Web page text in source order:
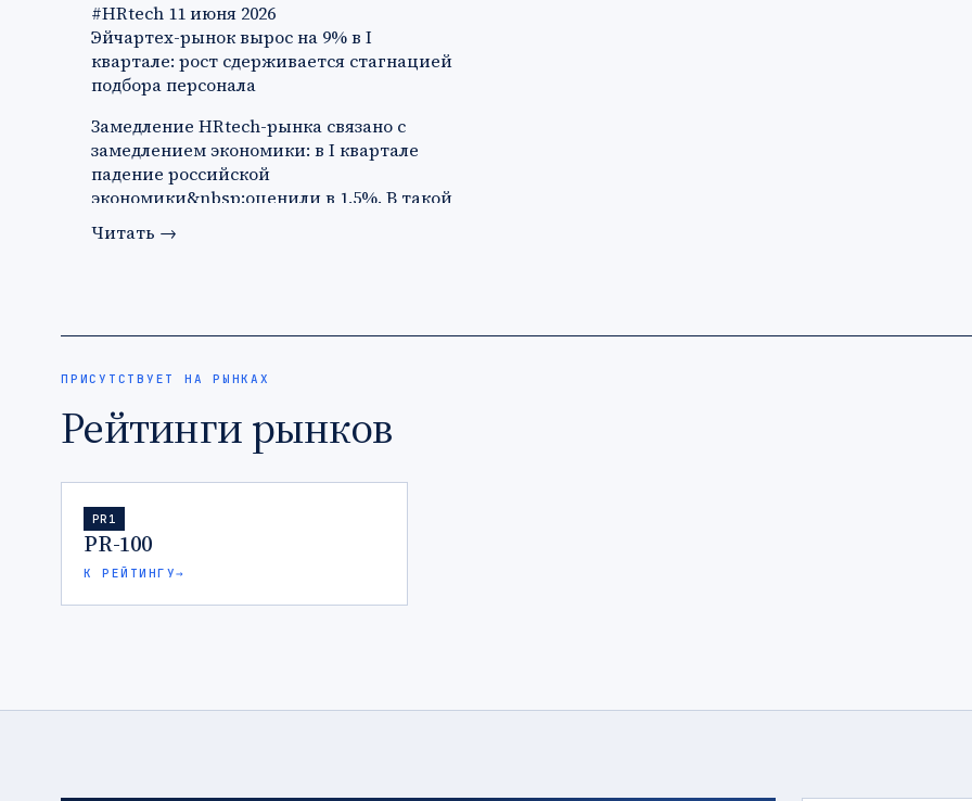
#HRtech 11 июня 2026
Эйчартех-рынок вырос на 9% в I
квартале: рост сдерживается стагнацией
подбора персонала
Замедление HRtech-рынка связано с
замедлением экономики: в I квартале
падение российской
экономики&nbsp;оценили в 1,5%. В такой
ситуации ко…
Читать →
ПРИСУТСТВУЕТ НА РЫНКАХ
Рейтинги рынков
PR1
PR-100
К РЕЙТИНГУ→